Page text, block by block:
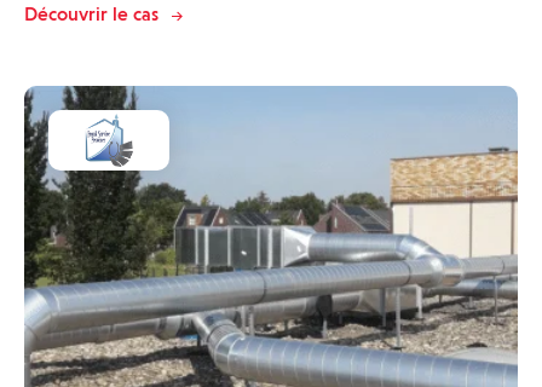
Découvrir le cas